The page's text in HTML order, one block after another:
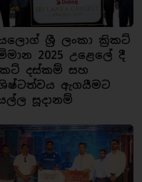
ශ්‍රී ලංකා ක්‍රිකට්
2025 උළෙලේ දී
දස්කම් සහ
ඇගයීමට
සූදානම්